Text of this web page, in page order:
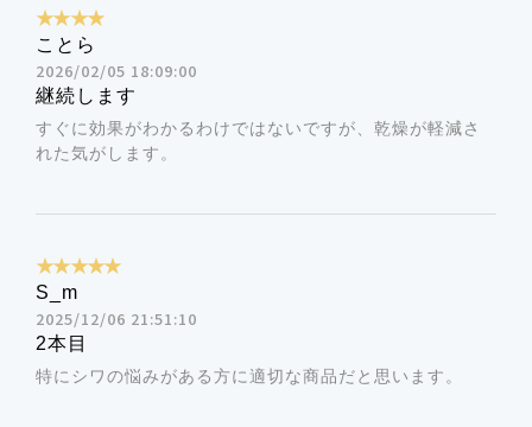
せることに起因したくまの対策として、特異的酵素ヘ
ムオキシゲナーゼ-1(HO-1)を標的にし、ヘムの分解を
誘導させることに着目しています。分解後の副産物に
多彩な機能がある他、真皮の8割を構成するI型コラー
ゲンの合成促進作用等に優れていることが確認されて
④レチノール(皮膚コンディショニング成分)
★★★★
ことら
2026/02/05 18:09:00
継続します
すぐに効果がわかるわけではないですが、乾燥が軽減さ
れた気がします。
★★★★★
S_m
2025/12/06 21:51:10
2本目
特にシワの悩みがある方に適切な商品だと思います。